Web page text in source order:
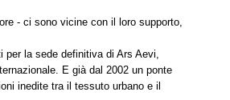
- ci sono vicine con il loro supporto,
per la sede definitiva di Ars Aevi,
E già dal 2002 un ponte
inedite tra il tessuto urbano e il